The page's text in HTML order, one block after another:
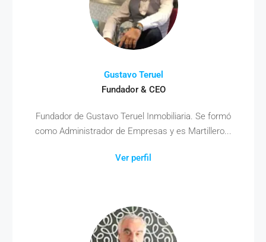
Gustavo Teruel
Fundador & CEO
Fundador de Gustavo Teruel Inmobiliaria. Se formó
como Administrador de Empresas y es Martillero...
Ver perfil